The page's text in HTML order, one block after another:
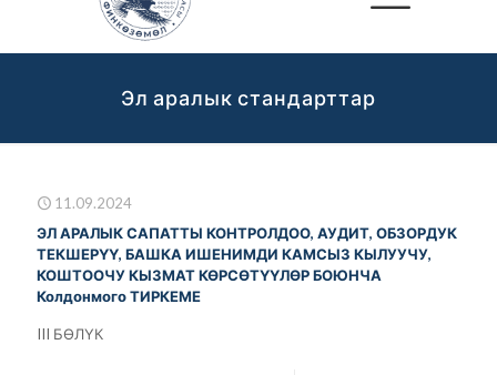
Эл аралык стандарттар
11.09.2024
ЭЛ АРАЛЫК САПАТТЫ КОНТРОЛДОО, АУДИТ, ОБЗОРДУК
ТЕКШЕРҮҮ, БАШКА ИШЕНИМДИ КАМСЫЗ КЫЛУУЧУ,
КОШТООЧУ КЫЗМАТ КӨРСӨТҮҮЛӨР БОЮНЧА
Колдонмого ТИРКЕМЕ
III БӨЛҮК